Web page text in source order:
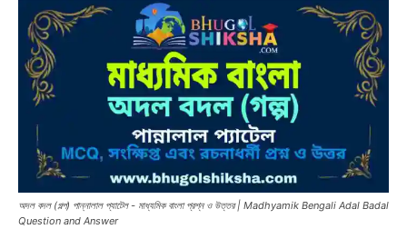
অদল বদল (গল্প) পান্নালাল প্যাটেল - মাধ্যমিক বাংলা প্রশ্ন ও উত্তর | Madhyamik Bengali Adal Badal
Question and Answer